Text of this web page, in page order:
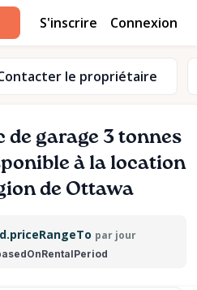
S'inscrire Connexion
le propriétaire
de garage 3 tonnes
à la location
de Ottawa
par jour